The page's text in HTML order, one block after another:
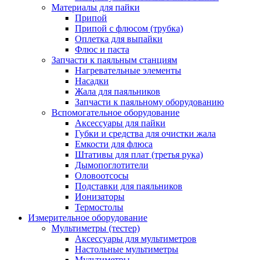
Материалы для пайки
Припой
Припой с флюсом (трубка)
Оплетка для выпайки
Флюс и паста
Запчасти к паяльным станциям
Нагревательные элементы
Насадки
Жала для паяльников
Запчасти к паяльному оборудованию
Вспомогательное оборудование
Аксессуары для пайки
Губки и средства для очистки жала
Емкости для флюса
Штативы для плат (третья рука)
Дымопоглотители
Оловоотсосы
Подставки для паяльников
Ионизаторы
Термостолы
Измерительное оборудование
Мультиметры (тестер)
Аксессуары для мультиметров
Настольные мультиметры